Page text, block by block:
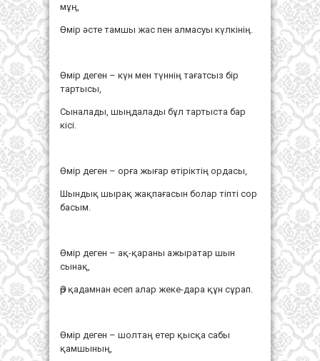
мұң,
Өмір әсте тамшы жас пен алмасуы күлкінің.
Өмір деген – күн мен түннің тағатсыз бір
тартысы,
Сыналады, шыңдалады бұл тартыста бар
кісі.
Өмір деген – орға жығар өтіріктің ордасы,
Шындық шырақ жақпағасын болар тіпті сор
басым.
Өмір деген – ақ-қараны ажыратар шын
сынақ,
Әр қадамнан есеп алар жеке-дара құн сұрап.
Өмір деген – шолтаң етер қысқа сабы
қамшының,